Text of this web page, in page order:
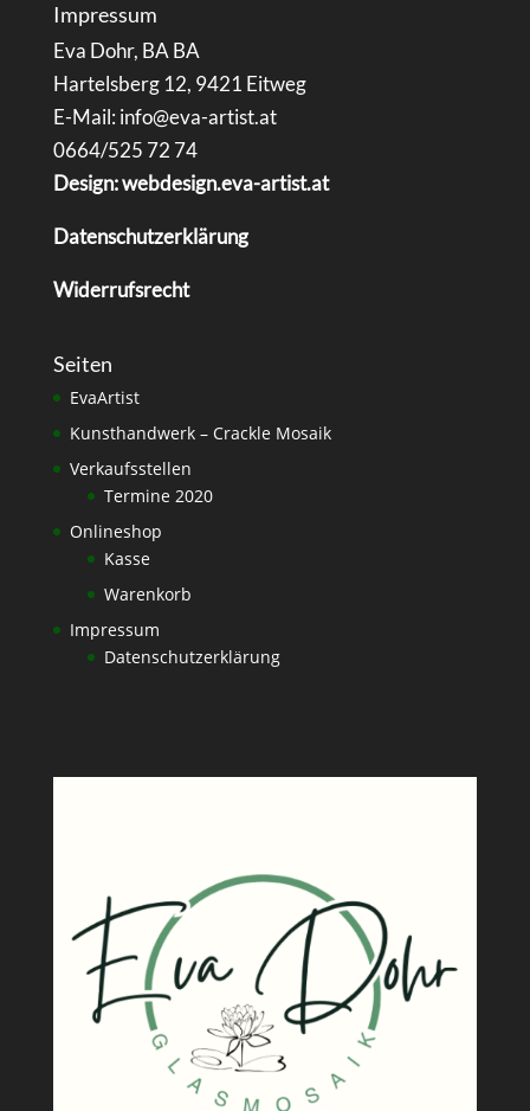
Impressum
Eva Dohr, BA BA
Hartelsberg 12, 9421 Eitweg
E-Mail: info@eva-artist.at
0664/525 72 74
Design: webdesign.eva-artist.at
Datenschutzerklärung
Widerrufsrecht
Seiten
EvaArtist
Kunsthandwerk – Crackle Mosaik
Verkaufsstellen
Termine 2020
Onlineshop
Kasse
Warenkorb
Impressum
Datenschutzerklärung